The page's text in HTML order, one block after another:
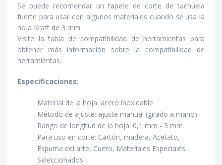
Se puede recomendar un tapete de corte de tachuela
fuerte para usar con algunos materiales cuando se usa la
hoja Kraft de 3 mm.
Visite la tabla de compatibilidad de herramientas para
obtener más información sobre la compatibilidad de
herramientas.
Especificaciones:
Material de la hoja: acero inoxidable
Método de ajuste: ajuste manual (girado a mano)
Rango de longitud de la hoja: 0,1 mm - 3 mm
Para uso en corte: Cartón, madera, Acetato,
Espuma del arte, Cuero, Materiales Especiales
Seleccionados